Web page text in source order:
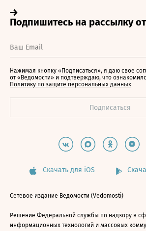
Нажимая кнопку «Подписаться», я даю свое
от «Ведомости» и подтверждаю, что
Политику по защите персональных данных
Скачать для iOS
Сетевое издание Ведомости (Vedomosti)
Решение Федеральной службы по надзору в
информационных технологий и массовых